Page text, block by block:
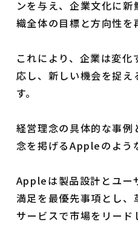
ンを与え、企業文化に
織全体の目標と方向性を
これにより、企業は変
応し、新しい機会を捉え
す。
経営理念の具体的な事
念を掲げるAppleのよう
Appleは製品設計とユー
満足を最優先事項とし
サービスで市場をリード